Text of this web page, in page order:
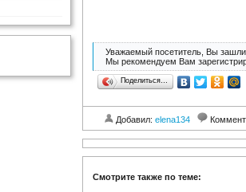
Уважаемый посетитель, Вы зашли
Мы рекомендуем Вам
Поделиться…
Добавил: elena134
Смотрите также по теме: